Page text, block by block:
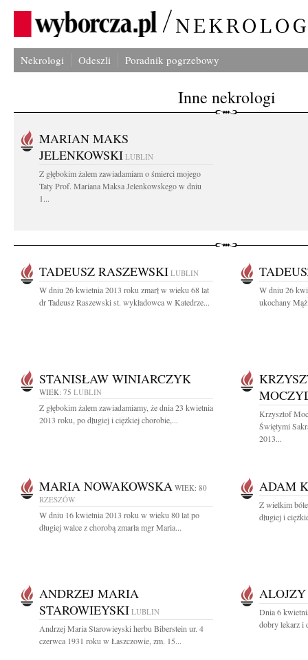
Nekrologi Odeszli Poradnik pogrzebowy
Inne nekrologi
MARIAN MAKS
JELENKOWSKI LUBLIN
Z głębokim żalem zawiadamiam o śmierci mojego
Taty Prof. Mariana Maksa Jelenkowskego w dniu
1...
TADEUSZ RASZEWSKI LUBLIN
W dniu 26 kwietnia 2013 roku zmarł w wieku 68 lat
dr Tadeusz Raszewski st. wykładowca w Katedrze...
W dniu 26
ukochany
STANISŁAW WINIARCZYK
WIEK: 75 LUBLIN
Z głębokim żalem zawiadamiamy, że dnia 23 kwietnia
2013 roku, po długiej i ciężkiej chorobie,...
Krzysztof
Świętymi
2013...
MARIA NOWAKOWSKA WIEK: 80
RZESZÓW
W dniu 16 kwietnia 2013 roku w wieku 80 lat po
długiej walce z chorobą zmarła mgr Maria...
ADAM
Z wielkim
długiej i
ANDRZEJ MARIA
STAROWIEYSKI LUBLIN
Andrzej Maria Starowieyski herbu Biberstein ur. 4
czerwca 1931 roku w Łaszczowie, zm. 15...
Dnia 6
dobry lekarz i